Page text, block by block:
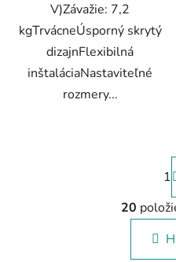
V)Závažie: 7,2
kgTrvácneÚsporný skrytý
dizajnFlexibilná
inštaláciaNastaviteľné
rozmery...
1
20